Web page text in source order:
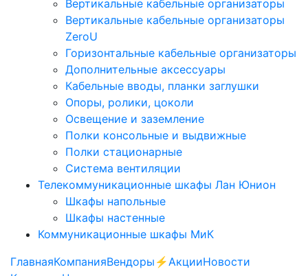
Вертикальные кабельные организаторы
Вертикальные кабельные организаторы
ZeroU
Горизонтальные кабельные организаторы
Дополнительные аксессуары
Кабельные вводы, планки заглушки
Опоры, ролики, цоколи
Освещение и заземление
Полки консольные и выдвижные
Полки стационарные
Система вентиляции
Телекоммуникационные шкафы Лан Юнион
Шкафы напольные
Шкафы настенные
Коммуникационные шкафы МиК
ГлавнаяКомпанияВендоры ⚡️АкцииНовости